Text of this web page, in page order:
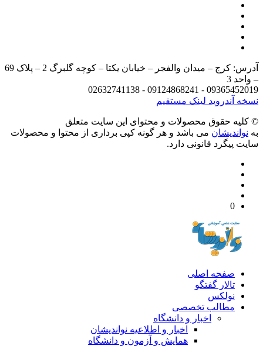
آدرس: کرج – میدان والفجر – خیابان یکتا – کوچه گلبرگ 2 – پلاک 69
3
09365452019 - 09124868241 -
آندرویدلینک مستقیم
حقوق محصولات و محتوای اين سایت متعلق
می باشد و هر گونه کپی برداری از محتوا و محصولات
پیگرد قانونی دارد.
صفحه اصلی
تالار گفتگو
نولکس
مطالب تخصصی
اخبار و دانشگاه
اخبار و اطلاعیه نواندیشان
همایش و آزمون و دانشگاه